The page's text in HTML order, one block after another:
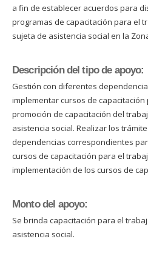
a fin de establecer acuerdos para
programas de capacitación para el
sujeta de asistencia social en la
Descripción del tipo de apoyo:
Gestión con diferentes
implementar cursos de
promoción de capacitación del
asistencia social. Realizar los
dependencias correspondientes
cursos de capacitación para el
implementación de los cursos de
Monto del apoyo:
Se brinda capacitación para el
asistencia social.